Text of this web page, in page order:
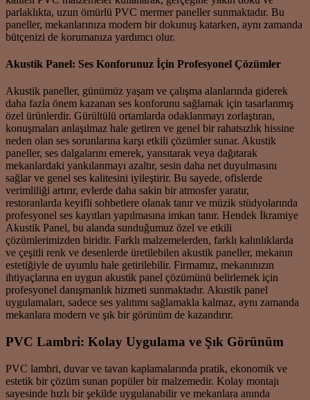
parlaklıkta, uzun ömürlü PVC mermer paneller sunmaktadır. Bu
paneller, mekanlarınıza modern bir dokunuş katarken, aynı zamanda
bütçenizi de korumanıza yardımcı olur.
Akustik Panel: Ses Konforunuz İçin Profesyonel Çözümler
Akustik paneller, günümüz yaşam ve çalışma alanlarında giderek
daha fazla önem kazanan ses konforunu sağlamak için tasarlanmış
özel ürünlerdir. Gürültülü ortamlarda odaklanmayı zorlaştıran,
konuşmaları anlaşılmaz hale getiren ve genel bir rahatsızlık hissine
neden olan ses sorunlarına karşı etkili çözümler sunar. Akustik
paneller, ses dalgalarını emerek, yansıtarak veya dağıtarak
mekanlardaki yankılanmayı azaltır, sesin daha net duyulmasını
sağlar ve genel ses kalitesini iyileştirir. Bu sayede, ofislerde
verimliliği artırır, evlerde daha sakin bir atmosfer yaratır,
restoranlarda keyifli sohbetlere olanak tanır ve müzik stüdyolarında
profesyonel ses kayıtları yapılmasına imkan tanır. Hendek İkramiye
Akustik Panel, bu alanda sunduğumuz özel ve etkili
çözümlerimizden biridir. Farklı malzemelerden, farklı kalınlıklarda
ve çeşitli renk ve desenlerde üretilebilen akustik paneller, mekanın
estetiğiyle de uyumlu hale getirilebilir. Firmamız, mekanınızın
ihtiyaçlarına en uygun akustik panel çözümünü belirlemek için
profesyonel danışmanlık hizmeti sunmaktadır. Akustik panel
uygulamaları, sadece ses yalıtımı sağlamakla kalmaz, aynı zamanda
mekanlara modern ve şık bir görünüm de kazandırır.
PVC Lambri: Kolay Uygulama ve Şık Görünüm
PVC lambri, duvar ve tavan kaplamalarında pratik, ekonomik ve
estetik bir çözüm sunan popüler bir malzemedir. Kolay montajı
sayesinde hızlı bir şekilde uygulanabilir ve mekanlara anında